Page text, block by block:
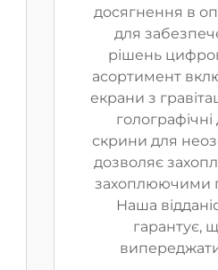
досягнення в
для
рішень
асортимент
екрани з
скрини для
дозволяє
захоплюючими
Наша
гарантує,